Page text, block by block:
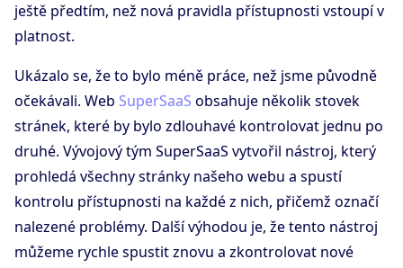
ještě předtím, než nová pravidla přístupnosti vstoupí v
platnost.
Ukázalo se, že to bylo méně práce, než jsme původně
očekávali. Web SuperSaaS obsahuje několik stovek
stránek, které by bylo zdlouhavé kontrolovat jednu po
druhé. Vývojový tým SuperSaaS vytvořil nástroj, který
prohledá všechny stránky našeho webu a spustí
kontrolu přístupnosti na každé z nich, přičemž označí
nalezené problémy. Další výhodou je, že tento nástroj
můžeme rychle spustit znovu a zkontrolovat nové